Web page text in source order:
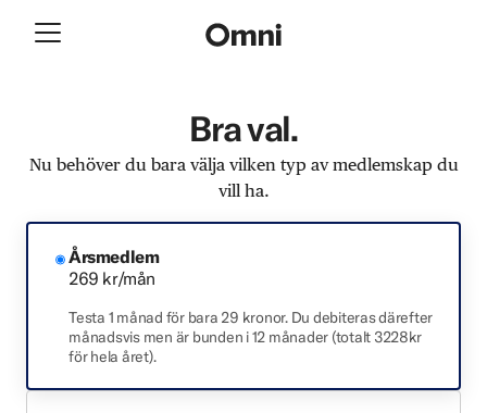
Bra val.
Nu behöver du bara välja vilken typ av medlemskap du
vill ha.
Årsmedlem
269 kr/mån
Testa 1 månad för bara 29 kronor. Du debiteras därefter
månadsvis men är bunden i 12 månader (totalt 3228kr
för hela året).